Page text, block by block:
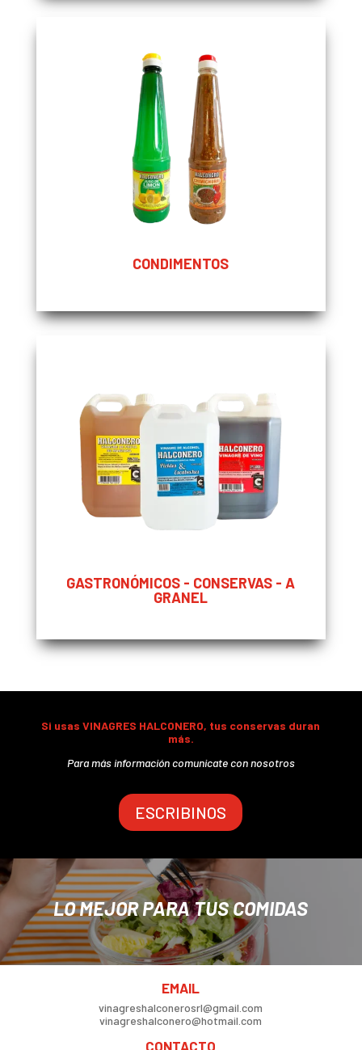
CONDIMENTOS
GASTRONÓMICOS - CONSERVAS - A
GRANEL
Si usas VINAGRES HALCONERO, tus conservas duran
más.
Para más información comunicate con nosotros
ESCRIBINOS
LO MEJOR PARA TUS COMIDAS
EMAIL
vinagreshalconerosrl@gmail.com
vinagreshalconero@hotmail.com
CONTACTO